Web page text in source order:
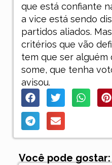
que está confiante
a vice está sendo
partidos aliados.
critérios que vão
tem que ser alguém
some, que tenha
avisou.
Você pode gostar: